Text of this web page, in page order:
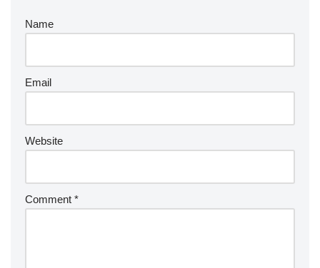
Name
Email
Website
Comment *